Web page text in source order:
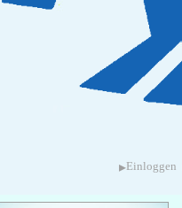
▸ Einloggen